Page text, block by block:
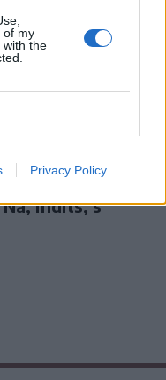
of my
with the
Privacy Policy
a visszavágót a
Na, indíts, s